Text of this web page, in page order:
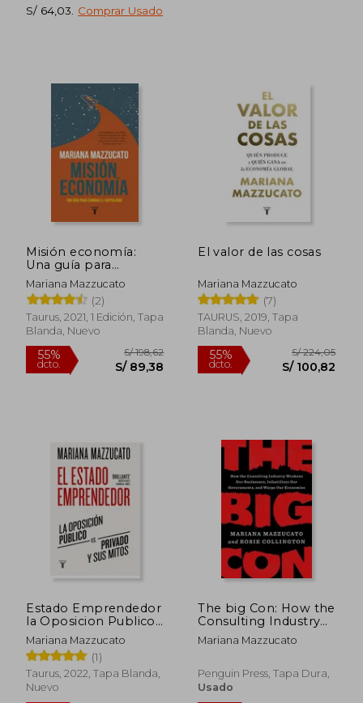
dcto. S/ 92,69
S/ 64,03
Comprar Usado
40%
dcto.
Misión economía:
Una guía para
cambiar el
capitalismo
Mariana Mazzucato
(2)
Taurus, 2021, 1 Edición, Tapa
Blanda, Nuevo
55%
dcto.
El valor de las cosas
Mariana Mazzucato
(7)
TAURUS, 2019, Tapa
Blanda, Nuevo
55%
dcto.
Estado Emprendedor
la Oposicion Publico
vs Privado y sus Mitos
Mariana Mazzucato
(1)
Taurus, 2022, Tapa Blanda,
Nuevo
The big Con: How the
Consulting Industry
Weakens our
Businesses,
Governments, and
Warps our
Mariana Mazzucato
Penguin Press, Tapa Dura,
Usado